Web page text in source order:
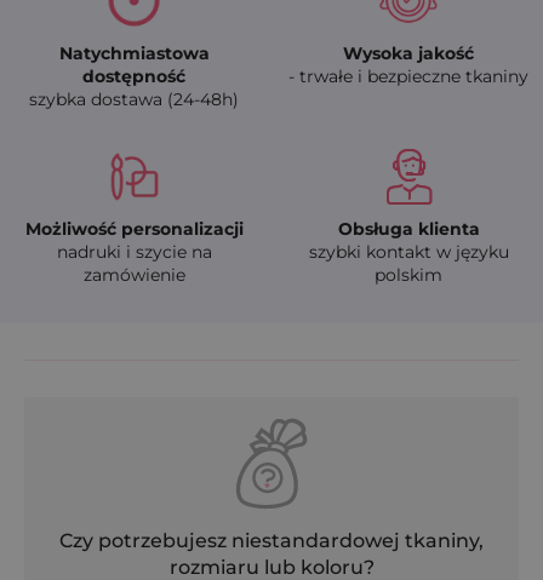
Natychmiastowa
dostępność
szybka dostawa (24-48h)
Wysoka jakość
- trwałe i bezpieczne tkaniny
Możliwość personalizacji
nadruki i szycie na
zamówienie
Obsługa klienta
szybki kontakt w języku
polskim
Czy potrzebujesz niestandardowej tkaniny,
rozmiaru lub koloru?